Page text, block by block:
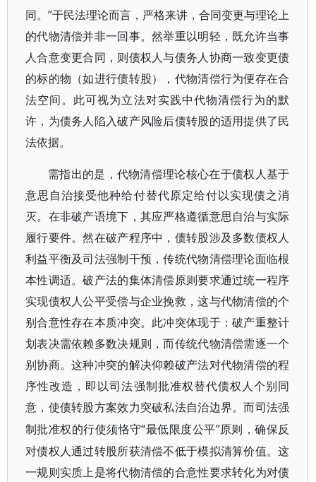
同。”于民法理论而言，严格来讲，合同变更与理论上
的代物清偿并非一回事。然举重以明轻，既允许当事
人合意变更合同，则债权人与债务人协商一致变更债
的标的物（如进行债转股），代物清偿行为便存在合
法空间。此可视为立法对实践中代物清偿行为的默
许，为债务人陷入破产风险后债转股的适用提供了民
法依据。
需指出的是，代物清偿理论核心在于债权人基于
意思自治接受他种给付替代原定给付以实现债之消
灭。在非破产语境下，其应严格遵循意思自治与实际
履行要件。然在破产程序中，债转股涉及多数债权人
利益平衡及司法强制干预，传统代物清偿理论面临根
本性调适。破产法的集体清偿原则要求通过统一程序
实现债权人公平受偿与企业挽救，这与代物清偿的个
别合意性存在本质冲突。此冲突体现于：破产重整计
划表决需依赖多数决规则，而传统代物清偿需逐一个
别协商。这种冲突的解决仰赖破产法对代物清偿的程
序性改造，即以司法强制批准权替代债权人个别同
意，使债转股方案效力突破私法自治边界。而司法强
制批准权的行使须恪守“最低限度公平”原则，确保反
对债权人通过转股所获清偿不低于模拟清算价值。这
一规则实质上是将代物清偿的合意性要求转化为对债